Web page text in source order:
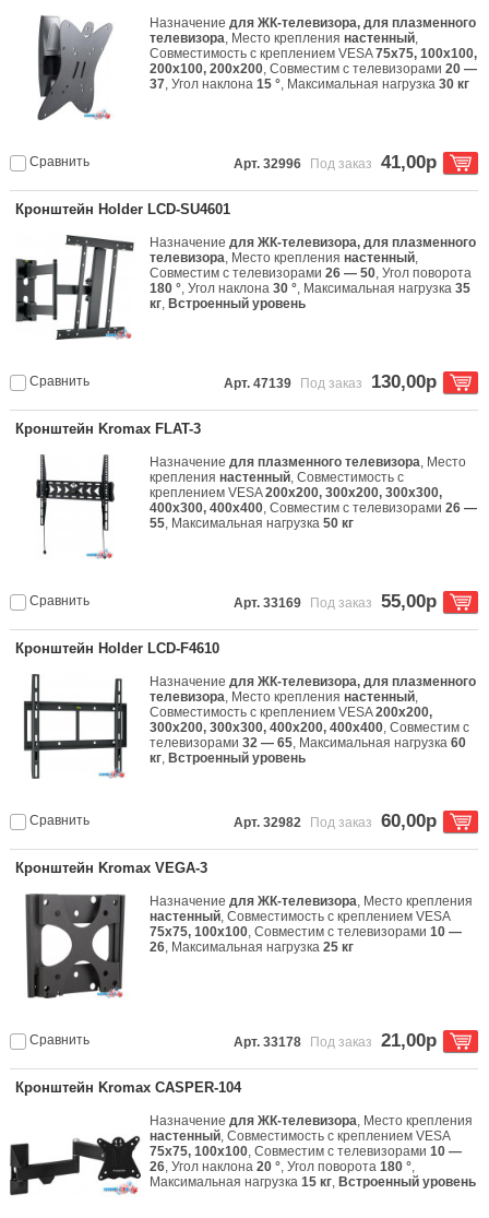
Назначениедля ЖК-телевизора, для плазменного
телевизора, Место креплениянастенный,
Совместимость с креплением VESA75x75, 100x100,
200x100, 200x200, Совместим с телевизорами20 —
37, Угол наклона15 °, Максимальная нагрузка30 кг
Сравнить Арт. 32996 Под заказ 41,00р
Кронштейн Holder LCD-SU4601
Назначениедля ЖК-телевизора, для плазменного
телевизора, Место креплениянастенный,
Совместим с телевизорами26 — 50, Угол поворота
180 °, Угол наклона30 °, Максимальная нагрузка35
кг, Встроенный уровень
Сравнить Арт. 47139 Под заказ 130,00р
Кронштейн Kromax FLAT-3
Назначениедля плазменного телевизора, Место
креплениянастенный, Совместимость с
креплением VESA200x200, 300x200, 300x300,
400x300, 400x400, Совместим с телевизорами26 —
55, Максимальная нагрузка50 кг
Сравнить Арт. 33169 Под заказ 55,00р
Кронштейн Holder LCD-F4610
Назначениедля ЖК-телевизора, для плазменного
телевизора, Место креплениянастенный,
Совместимость с креплением VESA200x200,
300x200, 300x300, 400x200, 400x400, Совместим с
телевизорами32 — 65, Максимальная нагрузка60
кг, Встроенный уровень
Сравнить Арт. 32982 Под заказ 60,00р
Кронштейн Kromax VEGA-3
Назначениедля ЖК-телевизора, Место крепления
настенный, Совместимость с креплением VESA
75x75, 100x100, Совместим с телевизорами10 —
26, Максимальная нагрузка25 кг
Сравнить Арт. 33178 Под заказ 21,00р
Кронштейн Kromax CASPER-104
Назначениедля ЖК-телевизора, Место крепления
настенный, Совместимость с креплением VESA
75x75, 100x100, Совместим с телевизорами10 —
26, Угол наклона20 °, Угол поворота180 °,
Максимальная нагрузка15 кг, Встроенный уровень